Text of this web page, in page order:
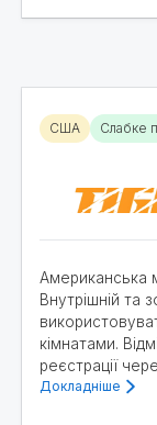
США Слабке
Американська
Внутрішній та
кімнатами.
реєстрації
Докладніше